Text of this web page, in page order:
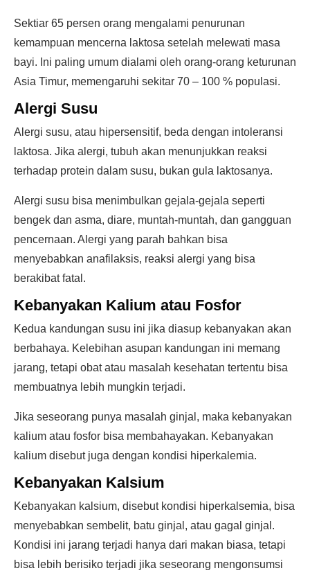
Sektiar 65 persen orang mengalami penurunan
kemampuan mencerna laktosa setelah melewati masa
bayi. Ini paling umum dialami oleh orang-orang keturunan
Asia Timur, memengaruhi sekitar 70 – 100 % populasi.
Alergi Susu
Alergi susu, atau hipersensitif, beda dengan intoleransi
laktosa. Jika alergi, tubuh akan menunjukkan reaksi
terhadap protein dalam susu, bukan gula laktosanya.
Alergi susu bisa menimbulkan gejala-gejala seperti
bengek dan asma, diare, muntah-muntah, dan gangguan
pencernaan. Alergi yang parah bahkan bisa
menyebabkan anafilaksis, reaksi alergi yang bisa
berakibat fatal.
Kebanyakan Kalium atau Fosfor
Kedua kandungan susu ini jika diasup kebanyakan akan
berbahaya. Kelebihan asupan kandungan ini memang
jarang, tetapi obat atau masalah kesehatan tertentu bisa
membuatnya lebih mungkin terjadi.
Jika seseorang punya masalah ginjal, maka kebanyakan
kalium atau fosfor bisa membahayakan. Kebanyakan
kalium disebut juga dengan kondisi hiperkalemia.
Kebanyakan Kalsium
Kebanyakan kalsium, disebut kondisi hiperkalsemia, bisa
menyebabkan sembelit, batu ginjal, atau gagal ginjal.
Kondisi ini jarang terjadi hanya dari makan biasa, tetapi
bisa lebih berisiko terjadi jika seseorang mengonsumsi